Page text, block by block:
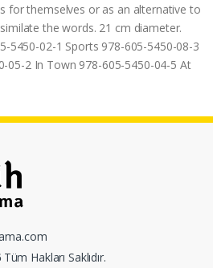
for themselves or as an alternative to
the words. 21 cm diameter.
5450-02-1 Sports 978-605-5450-08-3
05-2 In Town 978-605-5450-04-5 At
Tüm Hakları Saklıdır.